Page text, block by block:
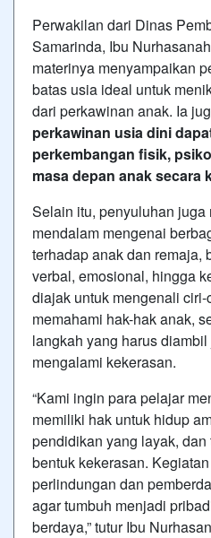
Perwakilan dari Dinas
Samarinda, Ibu
materinya menyampaikan
batas usia ideal untuk
dari perkawinan anak. Ia
perkawinan usia dini
perkembangan fisik,
masa depan anak secara
Selain itu, penyuluhan juga
mendalam mengenai
terhadap anak dan remaja,
verbal, emosional, hingga
diajak untuk mengenali
memahami hak-hak anak,
langkah yang harus
mengalami kekerasan.
“Kami ingin para pelajar
memiliki hak untuk hidup
pendidikan yang layak,
bentuk kekerasan.
perlindungan dan
agar tumbuh menjadi
berdaya,” tutur Ibu